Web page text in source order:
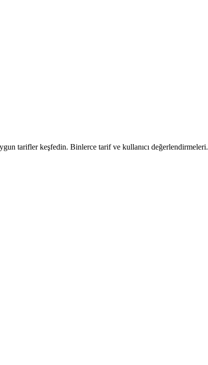
tarifler keşfedin. Binlerce tarif ve kullanıcı değerlendirmeleri.